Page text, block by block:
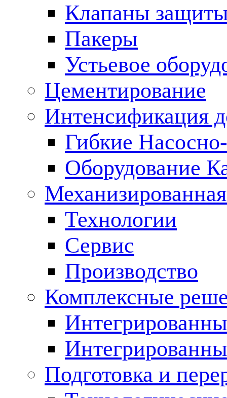
Клапаны
Пакеры
Устьевое
Цементирование
Интенсификация
Гибкие
Оборудование
Технологии
Сервис
Производство
Комплексные
Подготовка и